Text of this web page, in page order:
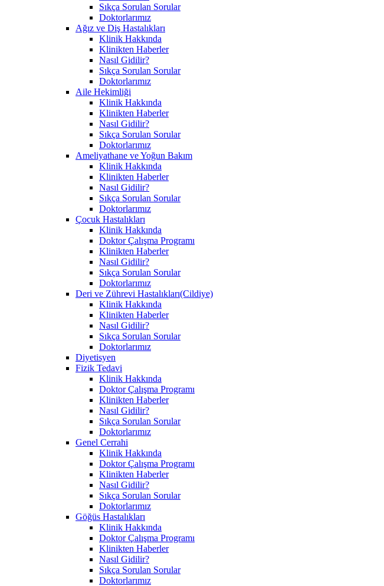
Sıkça Sorulan Sorular
Doktorlarımız
Ağız ve Diş Hastalıkları
Klinik Hakkında
Klinikten Haberler
Nasıl Gidilir?
Sıkça Sorulan Sorular
Doktorlarımız
Aile Hekimliği
Klinik Hakkında
Klinikten Haberler
Nasıl Gidilir?
Sıkça Sorulan Sorular
Doktorlarımız
Ameliyathane ve Yoğun Bakım
Klinik Hakkında
Klinikten Haberler
Nasıl Gidilir?
Sıkça Sorulan Sorular
Doktorlarımız
Çocuk Hastalıkları
Klinik Hakkında
Doktor Çalışma Programı
Klinikten Haberler
Nasıl Gidilir?
Sıkça Sorulan Sorular
Doktorlarımız
Deri ve Zührevi Hastalıkları(Cildiye)
Klinik Hakkında
Klinikten Haberler
Nasıl Gidilir?
Sıkça Sorulan Sorular
Doktorlarımız
Diyetisyen
Fizik Tedavi
Klinik Hakkında
Doktor Çalışma Programı
Klinikten Haberler
Nasıl Gidilir?
Sıkça Sorulan Sorular
Doktorlarımız
Genel Cerrahi
Klinik Hakkında
Doktor Çalışma Programı
Klinikten Haberler
Nasıl Gidilir?
Sıkça Sorulan Sorular
Doktorlarımız
Göğüs Hastalıkları
Klinik Hakkında
Doktor Çalışma Programı
Klinikten Haberler
Nasıl Gidilir?
Sıkça Sorulan Sorular
Doktorlarımız